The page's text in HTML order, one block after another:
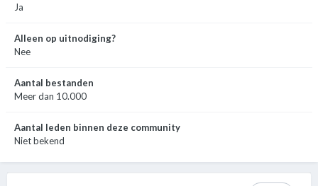
Ja
Alleen op uitnodiging?
Nee
Aantal bestanden
Meer dan 10.000
Aantal leden binnen deze community
Niet bekend